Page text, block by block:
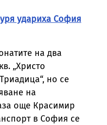
удариха София
на два
„Христо
но се
на
още Красимир
в София се